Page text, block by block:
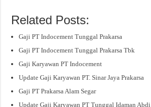
Related Posts:
Gaji PT Indocement Tunggal Prakarsa
Gaji PT Indocement Tunggal Prakarsa Tbk
Gaji Karyawan PT Indocement
Update Gaji Karyawan PT. Sinar Jaya Prakarsa
Gaji PT Prakarsa Alam Segar
Update Gaji Karyawan PT Tunggal Idaman Abdi